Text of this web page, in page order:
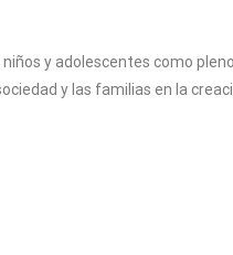
y adolescentes como
y las familias en la